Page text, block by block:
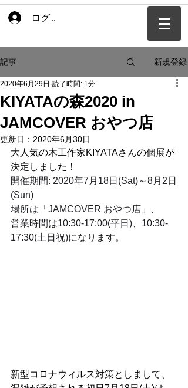
ログイン
記事 新規登録
KIYATAの森2020 in
JAMCOVER おやつ店
2020年6月29日 読了時間: 1分
更新日： 2020年6月30日
大人気の木工作家KIYATAさんの個展が
決定しました！
開催期間: 2020年7月18日(Sat)～8月2日
(Sun)
場所は「JAMCOVER おやつ店」、
営業時間は10:30-17:00(平日)、10:30-
17:30(土日祝)になります。
新型コロナウィルス対策としまして、